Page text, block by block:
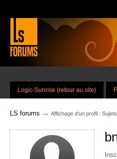
Logic-Sunrise (retour au site)
LS forums → Affichage d'un profil :